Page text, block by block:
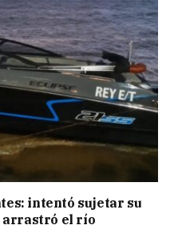
intentó sujetar su
arrastró el río